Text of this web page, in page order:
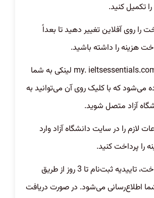
تکمیل کنید.
را روی آفلاین تغییر دهید تا بعداً
هزینه را داشته باشید.
my. لینکی به شما
می‌شود که با کلیک روی آن می‌توانید به
آزاد متصل شوید.
لازم را در سایت دانشگاه آزاد وارد
را پرداخت کنید.
بعد از پرداخت، تاییدیه ثبت‌نام تا 3 روز از طریق
اطلاع‌رسانی می‌شود. در صورت دریافت